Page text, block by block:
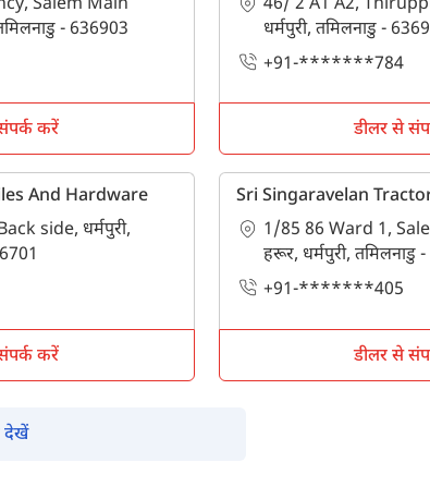
- 636903
करें
धर्मपुरी, तमिलनाडु -
+91-*******784
डीलर से
And Hardware
side, धर्मपुरी,
करें
Sri Singaravelan
1/85 86 Ward 1,
हरूर, धर्मपुरी, तमिलनाडु
+91-*******405
डीलर से
देखें
ओटीपी भेजें
ServicesTerms & Conditions and
Services to share my Personal Data with